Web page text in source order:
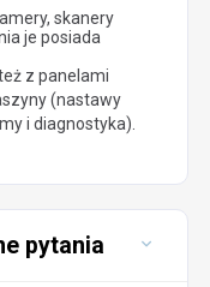
skanery
je posiada
z panelami
(nastawy
i diagnostyka).
pytania